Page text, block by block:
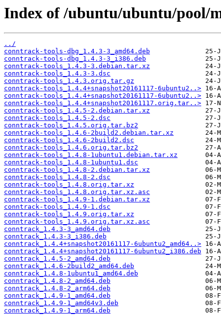
Index of /ubuntu/ubuntu/pool/
../
conntrack-tools-dbg_1.4.3-3_amd64.deb
conntrack-tools-dbg_1.4.3-3_i386.deb
conntrack-tools_1.4.3-3.debian.tar.xz
conntrack-tools_1.4.3-3.dsc
conntrack-tools_1.4.3.orig.tar.gz
conntrack-tools_1.4.4+snapshot20161117-6ubuntu2..>
conntrack-tools_1.4.4+snapshot20161117-6ubuntu2..>
conntrack-tools_1.4.4+snapshot20161117.orig.tar..>
conntrack-tools_1.4.5-2.debian.tar.xz
conntrack-tools_1.4.5-2.dsc
conntrack-tools_1.4.5.orig.tar.bz2
conntrack-tools_1.4.6-2build2.debian.tar.xz
conntrack-tools_1.4.6-2build2.dsc
conntrack-tools_1.4.6.orig.tar.bz2
conntrack-tools_1.4.8-1ubuntu1.debian.tar.xz
conntrack-tools_1.4.8-1ubuntu1.dsc
conntrack-tools_1.4.8-2.debian.tar.xz
conntrack-tools_1.4.8-2.dsc
conntrack-tools_1.4.8.orig.tar.xz
conntrack-tools_1.4.8.orig.tar.xz.asc
conntrack-tools_1.4.9-1.debian.tar.xz
conntrack-tools_1.4.9-1.dsc
conntrack-tools_1.4.9.orig.tar.xz
conntrack-tools_1.4.9.orig.tar.xz.asc
conntrack_1.4.3-3_amd64.deb
conntrack_1.4.3-3_i386.deb
conntrack_1.4.4+snapshot20161117-6ubuntu2_amd64..>
conntrack_1.4.4+snapshot20161117-6ubuntu2_i386.deb
conntrack_1.4.5-2_amd64.deb
conntrack_1.4.6-2build2_amd64.deb
conntrack_1.4.8-1ubuntu1_amd64.deb
conntrack_1.4.8-2_amd64.deb
conntrack_1.4.8-2_arm64.deb
conntrack_1.4.9-1_amd64.deb
conntrack_1.4.9-1_amd64v3.deb
conntrack_1.4.9-1_arm64.deb